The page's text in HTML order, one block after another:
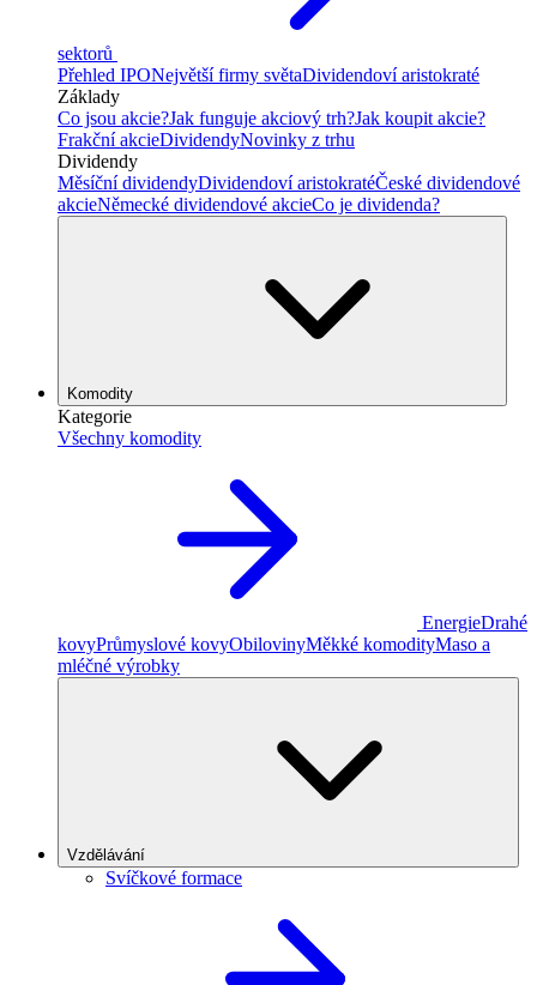
sektorů
Přehled IPONejvětší firmy světaDividendoví aristokraté
Základy
Co jsou akcie?Jak funguje akciový trh?Jak koupit akcie?
Frakční akcieDividendyNovinky z trhu
Dividendy
Měsíční dividendyDividendoví aristokratéČeské dividendové
akcieNěmecké dividendové akcieCo je dividenda?
Komodity
Kategorie
Všechny komodity
EnergieDrahé
kovyPrůmyslové kovyObilovinyMěkké komodityMaso a
mléčné výrobky
Vzdělávání
Svíčkové formace